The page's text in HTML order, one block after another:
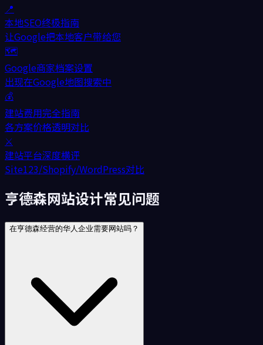
📍
本地SEO终极指南
让Google把本地客户带给您
🗺️
Google商家档案设置
出现在Google地图搜索中
💰
建站费用完全指南
各方案价格透明对比
⚔️
建站平台深度横评
Site123/Shopify/WordPress对比
亨德森网站设计常见问题
在亨德森经营的华人企业需要网站吗？